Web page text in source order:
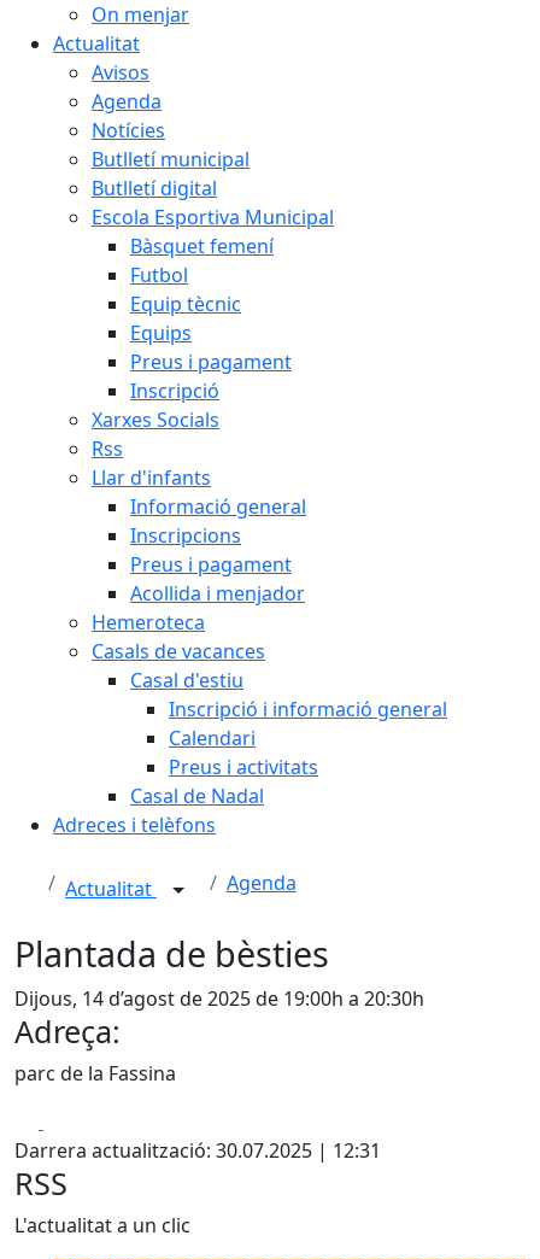
On menjar
Actualitat
Avisos
Agenda
Notícies
Butlletí municipal
Butlletí digital
Escola Esportiva Municipal
Bàsquet femení
Futbol
Equip tècnic
Equips
Preus i pagament
Inscripció
Xarxes Socials
Rss
Llar d'infants
Informació general
Inscripcions
Preus i pagament
Acollida i menjador
Hemeroteca
Casals de vacances
Casal d'estiu
Inscripció i informació general
Calendari
Preus i activitats
Casal de Nadal
Adreces i telèfons
Actualitat Agenda
Plantada de bèsties
Dijous, 14 d’agost de 2025 de 19:00h a 20:30h
Adreça:
parc de la Fassina
Darrera actualització: 30.07.2025 | 12:31
RSS
L'actualitat a un clic